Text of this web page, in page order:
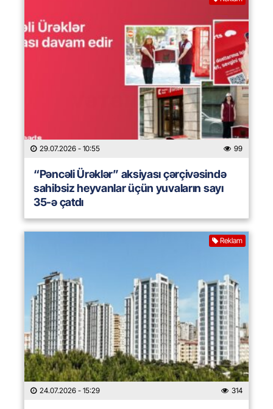
29.07.2026 - 10:55 99
“Pəncəli Ürəklər” aksiyası çərçivəsində
sahibsiz heyvanlar üçün yuvaların sayı
35-ə çatdı
Reklam
24.07.2026 - 15:29 314